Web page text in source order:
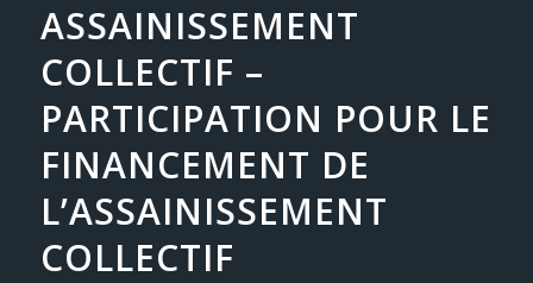
ASSAINISSEMENT
COLLECTIF –
PARTICIPATION POUR LE
FINANCEMENT DE
L’ASSAINISSEMENT
COLLECTIF